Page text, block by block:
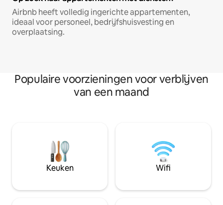
Airbnb heeft volledig ingerichte appartementen,
ideaal voor personeel, bedrijfshuisvesting en
overplaatsing.
Populaire voorzieningen voor verblijven
van een maand
Keuken Wifi